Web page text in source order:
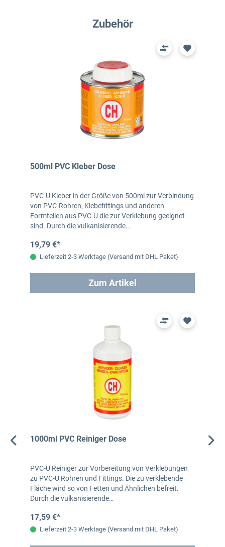
Produktgalerie überspringen
Zubehör
500ml PVC Kleber Dose
PVC-U Kleber in der Größe von 500ml zur Verbindung
von PVC-Rohren, Klebefittings und anderen
Formteilen aus PVC-U die zur Verklebung geeignet
sind. Durch die vulkanisierende…
19,79 €*
Lieferzeit 2-3 Werktage (Versand mit DHL Paket)
Zum Artikel
1000ml PVC Reiniger Dose
PVC-U Reiniger zur Vorbereitung von Verklebungen
zu PVC-U Rohren und Fittings. Die zu verklebende
Fläche wird so von Fetten und Ähnlichen befreit.
Durch die vulkanisierende…
17,59 €*
Lieferzeit 2-3 Werktage (Versand mit DHL Paket)